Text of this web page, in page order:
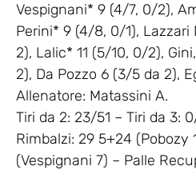
Vespignani* 9 (4/7, 0/2),
Perini* 9 (4/8, 0/1), Lazzari
2), Lalic* 11 (5/10, 0/2),
2), Da Pozzo 6 (3/5 da 2),
Allenatore: Matassini A.
Tiri da 2: 23/51 – Tiri da 3:
Rimbalzi: 29 5+24 (Pobozy
(Vespignani 7) – Palle